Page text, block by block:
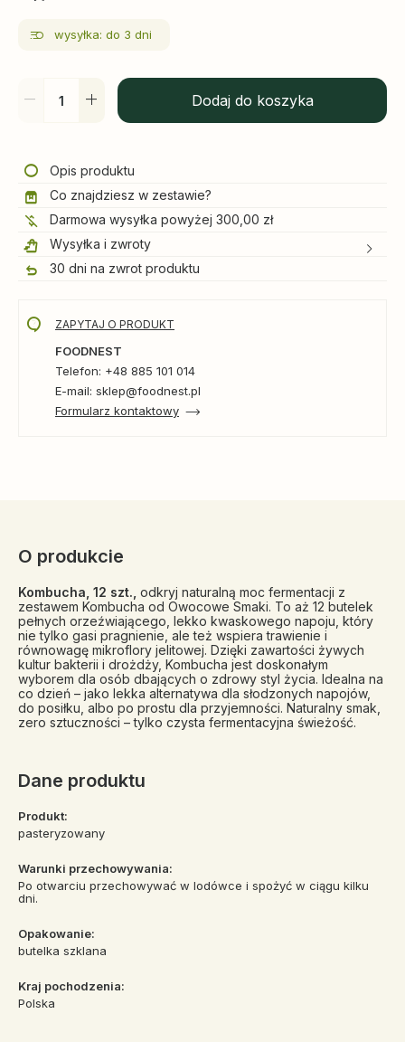
wysyłka: do 3 dni
Dodaj do koszyka
Opis produktu
Co znajdziesz w zestawie?
Darmowa wysyłka powyżej 300,00 zł
Wysyłka i zwroty
30 dni na zwrot produktu
ZAPYTAJ O PRODUKT
FOODNEST
Telefon: +48 885 101 014
E-mail: sklep@foodnest.pl
Formularz kontaktowy
O produkcie
Kombucha, 12 szt., odkryj naturalną moc fermentacji z
zestawem Kombucha od Owocowe Smaki. To aż 12 butelek
pełnych orzeźwiającego, lekko kwaskowego napoju, który
nie tylko gasi pragnienie, ale też wspiera trawienie i
równowagę mikroflory jelitowej. Dzięki zawartości żywych
kultur bakterii i drożdży, Kombucha jest doskonałym
wyborem dla osób dbających o zdrowy styl życia. Idealna na
co dzień – jako lekka alternatywa dla słodzonych napojów,
do posiłku, albo po prostu dla przyjemności. Naturalny smak,
zero sztuczności – tylko czysta fermentacyjna świeżość.
Dane produktu
Produkt:
pasteryzowany
Warunki przechowywania:
Po otwarciu przechowywać w lodówce i spożyć w ciągu kilku
dni.
Opakowanie:
butelka szklana
Kraj pochodzenia:
Polska